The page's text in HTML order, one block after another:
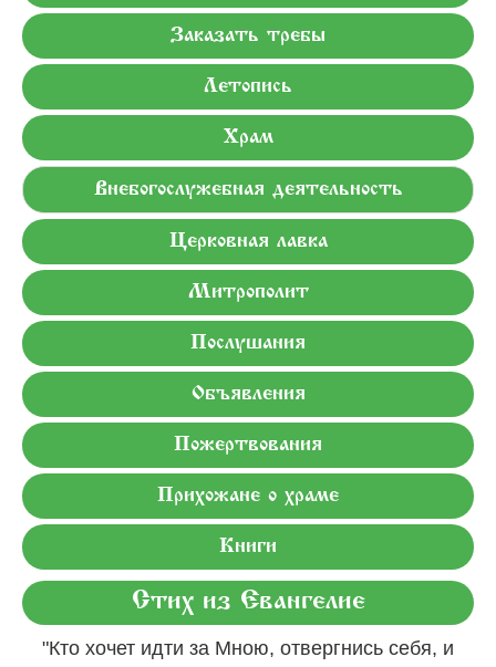
Заказать требы
Летопись
Храм
Внебогослужебная деятельность
Церковная лавка
Митрополит
Послушания
Объявления
Пожертвования
Прихожане о храме
Книги
Стих из Евангелие
"Кто хочет идти за Мною, отвергнись себя, и